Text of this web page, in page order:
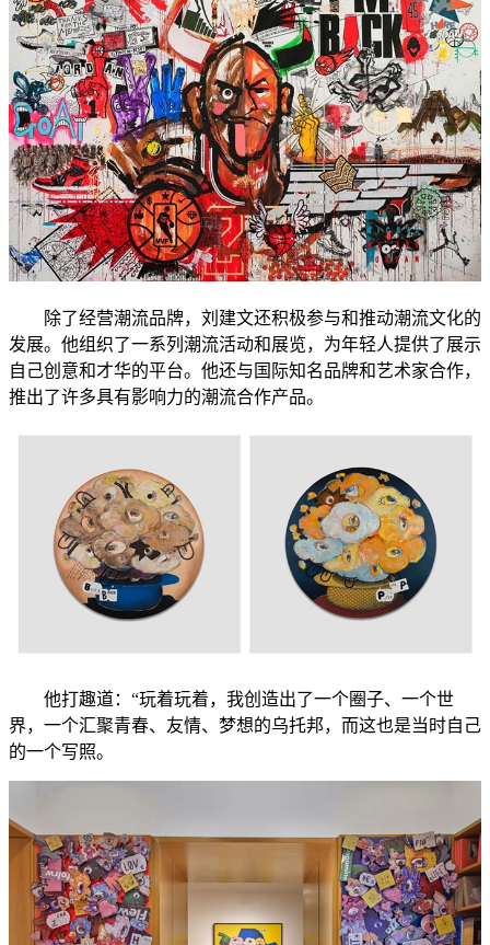
除了经营潮流品牌，刘建文还积极参与和推动潮流文化的
发展。他组织了一系列潮流活动和展览，为年轻人提供了展示
自己创意和才华的平台。他还与国际知名品牌和艺术家合作，
推出了许多具有影响力的潮流合作产品。
他打趣道：“玩着玩着，我创造出了一个圈子、一个世
界，一个汇聚青春、友情、梦想的乌托邦，而这也是当时自己
的一个写照。